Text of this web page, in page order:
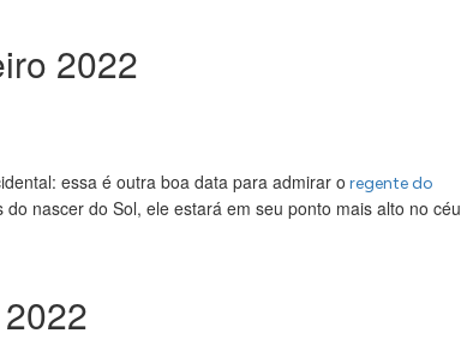
2022
essa é outra boa data para admirar o regente do
nascer do Sol, ele estará em seu ponto mais alto no céu